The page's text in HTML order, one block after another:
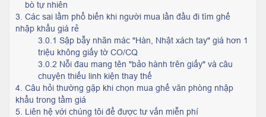
bò tự nhiên
3. Các sai lầm phổ biến khi người mua lần đầu đi tìm ghế
nhập khẩu giá rẻ
3.0.1 Sập bẫy nhãn mác "Hàn, Nhật xách tay" giá hơn 1
triệu không giấy tờ CO/CQ
3.0.2 Nỗi đau mang tên "bảo hành trên giấy" và câu
chuyện thiếu linh kiện thay thế
4. Câu hỏi thường gặp khi chọn mua ghế văn phòng nhập
khẩu trong tầm giá
5. Liên hệ với chúng tôi để được tư vấn miễn phí